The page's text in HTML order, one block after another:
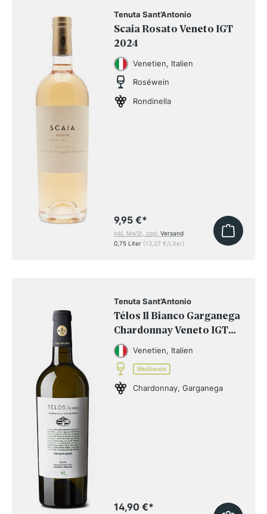
Tenuta Sant’Antonio
Scaia Rosato Veneto IGT
2024
Venetien, Italien
Roséwein
Rondinella
9,95 €*
inkl. MwSt, zzgl.Versand
0,75 Liter (13,27 €/Liter)
Tenuta Sant’Antonio
Télos Il Bianco Garganega
Chardonnay Veneto IGT
2024Venetien, Italien
Weißwein
Chardonnay, Garganega
14,90 €*